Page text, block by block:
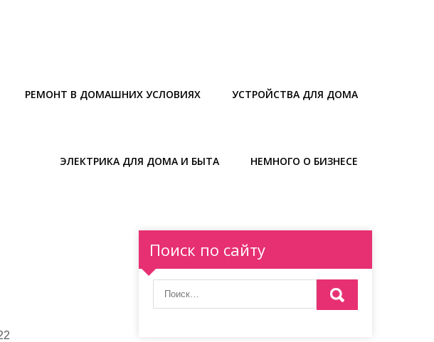
РЕМОНТ В ДОМАШНИХ УСЛОВИЯХ УСТРОЙСТВА ДЛЯ ДОМА
ЭЛЕКТРИКА ДЛЯ ДОМА И БЫТА НЕМНОГО О БИЗНЕСЕ
Поиск по сайту